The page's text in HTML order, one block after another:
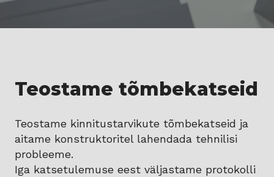
Teostame tõmbekatseid
Teostame kinnitustarvikute tõmbekatseid ja
aitame konstruktoritel lahendada tehnilisi
probleeme.
Iga katsetulemuse eest väljastame protokolli